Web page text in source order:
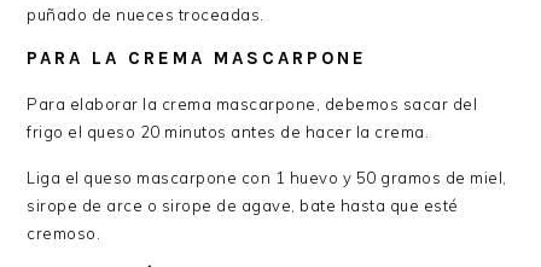
puñado de nueces troceadas.
PARA LA CREMA MASCARPONE
Para elaborar la crema mascarpone, debemos sacar del
frigo el queso 20 minutos antes de hacer la crema.
Liga el queso mascarpone con 1 huevo y 50 gramos de miel,
sirope de arce o sirope de agave, bate hasta que esté
cremoso.